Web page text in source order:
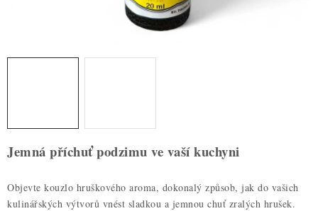
NOVÉ ZBOŽÍ
Nepřevzetí zásilky na dobírku
Hodnocení obchodu
Blog
Moje objednávka
Jemná příchuť podzimu ve vaší kuchyni
Objevte kouzlo hruškového aroma, dokonalý způsob, jak do vašich
kulinářských výtvorů vnést sladkou a jemnou chuť zralých hrušek.